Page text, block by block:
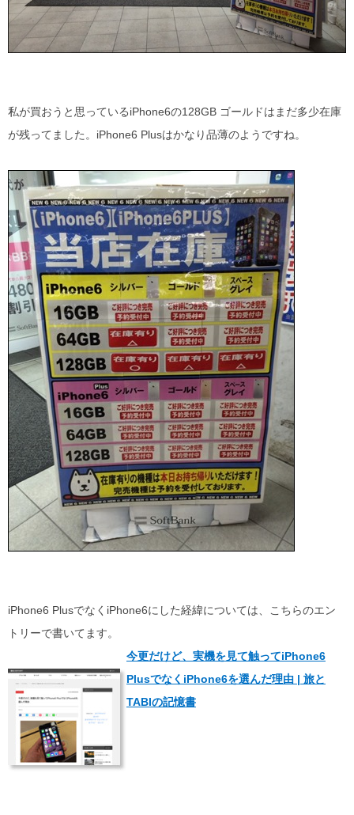
私が買おうと思っているiPhone6の128GB ゴールドはまだ多少在庫
が残ってました。iPhone6 Plusはかなり品薄のようですね。
iPhone6 PlusでなくiPhone6にした経緯については、こちらのエン
トリーで書いてます。
今更だけど、実機を見て触ってiPhone6
PlusでなくiPhone6を選んだ理由 | 旅と
TABIの記憶書